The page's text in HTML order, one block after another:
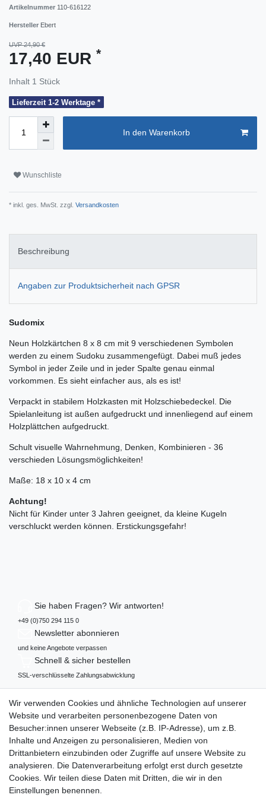
Artikelnummer 110-616122
Hersteller Ebert
UVP 24,90 €
17,40 EUR *
Inhalt 1 Stück
Lieferzeit 1-2 Werktage *
In den Warenkorb
Wunschliste
* inkl. ges. MwSt. zzgl. Versandkosten
Beschreibung
Angaben zur Produktsicherheit nach GPSR
Sudomix
Neun Holzkärtchen 8 x 8 cm mit 9 verschiedenen Symbolen
werden zu einem Sudoku zusammengefügt. Dabei muß jedes
Symbol in jeder Zeile und in jeder Spalte genau einmal
vorkommen. Es sieht einfacher aus, als es ist!
Verpackt in stabilem Holzkasten mit Holzschiebedeckel. Die
Spielanleitung ist außen aufgedruckt und innenliegend auf einem
Holzplättchen aufgedruckt.
Schult visuelle Wahrnehmung, Denken, Kombinieren - 36
verschieden Lösungsmöglichkeiten!
Maße: 18 x 10 x 4 cm
Achtung!
Nicht für Kinder unter 3 Jahren geeignet, da kleine Kugeln
verschluckt werden können. Erstickungsgefahr!
Sie haben Fragen? Wir antworten!
+49 (0)750 294 115 0
Newsletter abonnieren
und keine Angebote verpassen
Schnell & sicher bestellen
SSL-verschlüsselte Zahlungsabwicklung
Mehr über...
Widerrufs­recht
Datenschutz
AGB
Impressum
Vertrag widerrufen
Wir verwenden Cookies und ähnliche Technologien auf unserer
Website und verarbeiten personenbezogene Daten von
Besucher:innen unserer Webseite (z.B. IP-Adresse), um z.B.
Inhalte und Anzeigen zu personalisieren, Medien von
Drittanbietern einzubinden oder Zugriffe auf unsere Website zu
analysieren. Die Datenverarbeitung erfolgt erst durch gesetzte
Cookies. Wir teilen diese Daten mit Dritten, die wir in den
Einstellungen benennen.